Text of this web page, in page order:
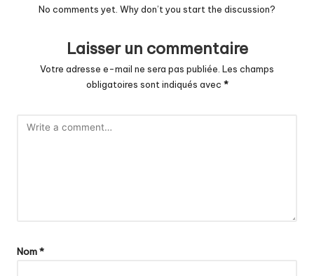
No comments yet. Why don’t you start the discussion?
Laisser un commentaire
Votre adresse e-mail ne sera pas publiée. Les champs
obligatoires sont indiqués avec *
Nom*